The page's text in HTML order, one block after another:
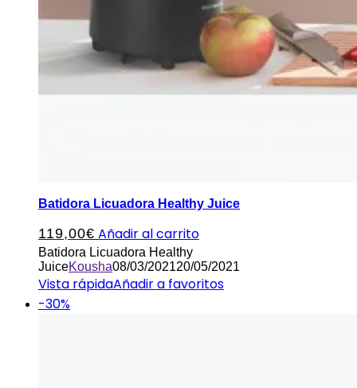
Batidora Licuadora Healthy Juice
119,00€ Añadir al carrito
Batidora Licuadora Healthy
JuiceKousha08/03/202120/05/2021
Vista rápidaAñadir a favoritos
-30%